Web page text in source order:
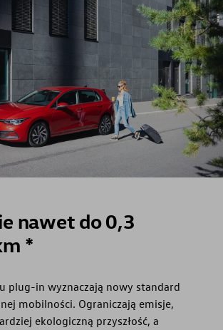
nawet do 0,3
*
plug-in wyznaczają nowy standard
mobilności. Ograniczają emisje,
ekologiczną przyszłość, a